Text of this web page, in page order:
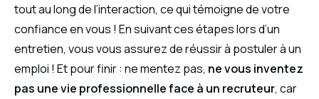
tout au long de l’interaction, ce qui témoigne de votre
confiance en vous ! En suivant ces étapes lors d’un
entretien, vous vous assurez de réussir à postuler à un
emploi ! Et pour finir : ne mentez pas, ne vous inventez
pas une vie professionnelle face à un recruteur, car